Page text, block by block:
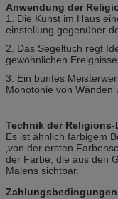
Anwendung der
1. Die Kunst im Haus
einstellung gegenüber
2. Das Segeltuch regt
gewöhnlichen
3. Ein buntes
Monotonie von Wänden
Technik der
Es ist ähnlich farbigem
‚von der ersten
der Farbe, die aus den
Malens sichtbar.